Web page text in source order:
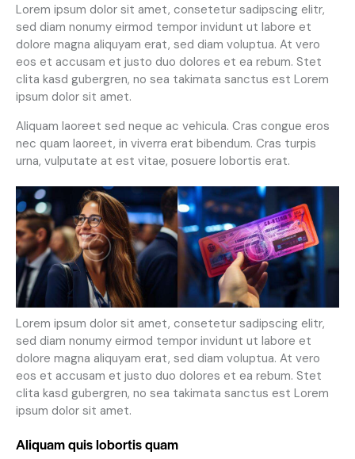
Lorem ipsum dolor sit amet, consetetur sadipscing elitr,
sed diam nonumy eirmod tempor invidunt ut labore et
dolore magna aliquyam erat, sed diam voluptua. At vero
eos et accusam et justo duo dolores et ea rebum. Stet
clita kasd gubergren, no sea takimata sanctus est Lorem
ipsum dolor sit amet.
Aliquam laoreet sed neque ac vehicula. Cras congue eros
nec quam laoreet, in viverra erat bibendum. Cras turpis
urna, vulputate at est vitae, posuere lobortis erat.
Lorem ipsum dolor sit amet, consetetur sadipscing elitr,
sed diam nonumy eirmod tempor invidunt ut labore et
dolore magna aliquyam erat, sed diam voluptua. At vero
eos et accusam et justo duo dolores et ea rebum. Stet
clita kasd gubergren, no sea takimata sanctus est Lorem
ipsum dolor sit amet.
Aliquam quis lobortis quam